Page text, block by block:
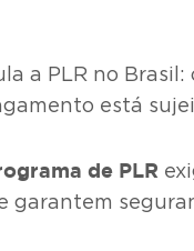
a PLR no
está
de PLR
garantem